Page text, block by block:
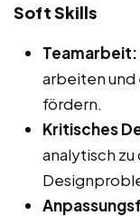
Soft Skills
Teamarbeit:
arbeiten und
fördern.
Kritisches
analytisch